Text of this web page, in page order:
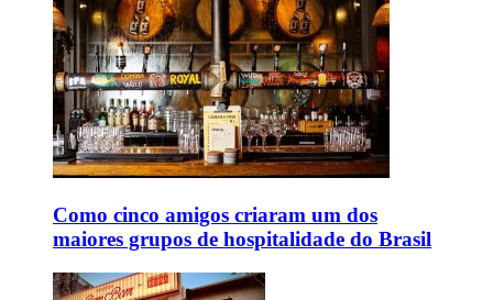
Como cinco amigos criaram um dos
maiores grupos de hospitalidade do Brasil